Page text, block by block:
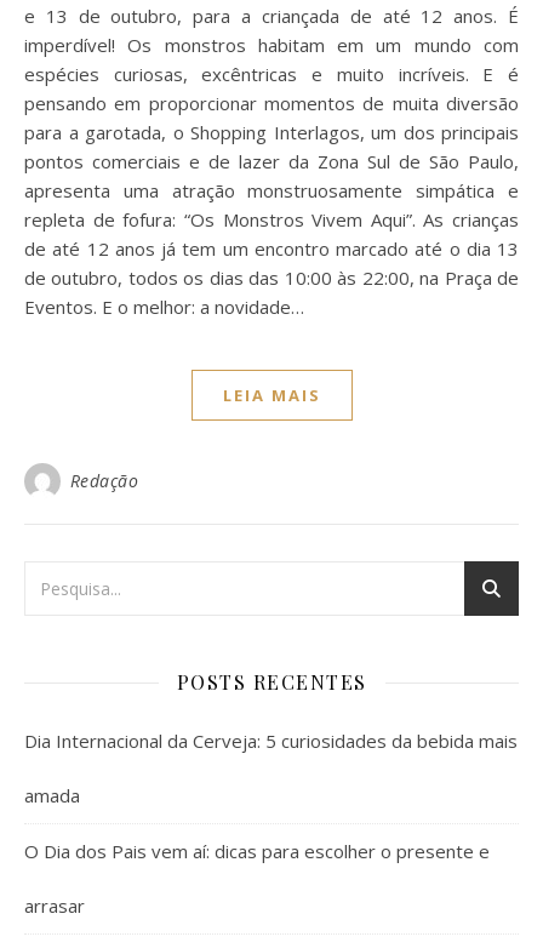
e 13 de outubro, para a criançada de até 12 anos. É
imperdível! Os monstros habitam em um mundo com
espécies curiosas, excêntricas e muito incríveis. E é
pensando em proporcionar momentos de muita diversão
para a garotada, o Shopping Interlagos, um dos principais
pontos comerciais e de lazer da Zona Sul de São Paulo,
apresenta uma atração monstruosamente simpática e
repleta de fofura: “Os Monstros Vivem Aqui”. As crianças
de até 12 anos já tem um encontro marcado até o dia 13
de outubro, todos os dias das 10:00 às 22:00, na Praça de
Eventos. E o melhor: a novidade…
LEIA MAIS
Redação
POSTS RECENTES
Dia Internacional da Cerveja: 5 curiosidades da bebida mais
amada
O Dia dos Pais vem aí: dicas para escolher o presente e
arrasar